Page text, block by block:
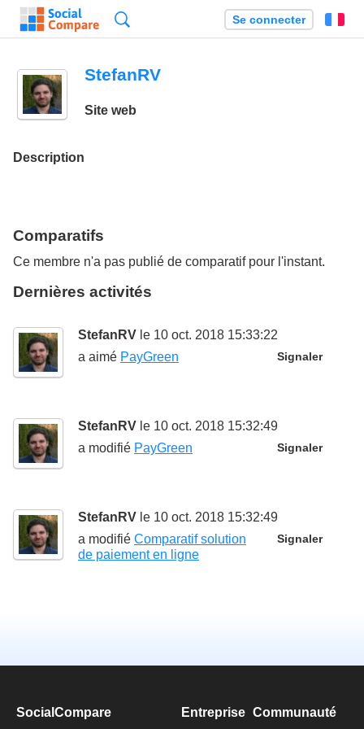
Se connecter
StefanRV
Site web
Description
Comparatifs
Ce membre n'a pas publié de comparatif pour l'instant.
Dernières activités
StefanRV le 10 oct. 2018 15:33:22
Signaler
a aimé PayGreen
StefanRV le 10 oct. 2018 15:32:49
Signaler
a modifié PayGreen
StefanRV le 10 oct. 2018 15:32:49
Signaler
a modifié Comparatif solution
de paiement en ligne
SocialCompare Entreprise Communauté